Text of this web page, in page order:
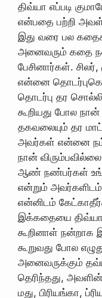
திவ்யா எப்படி
என்பதை பற்றி
இது வரை பல
அனைவரும் கதை
பேசினார்கள்.
என்னை
தொடர்பு தர
கூறியது போல
தகவலையும் தர
அவர்கள் என்னை
நான்
ஆண் நண்பர்கள்
என்றும்
என்னிடம்
இக்கதையை
கூறினாள் நன்றாக
கூறுவது போல
அனைவருக்கும்
தெரிந்தது,
மது, பிரியங்கா,